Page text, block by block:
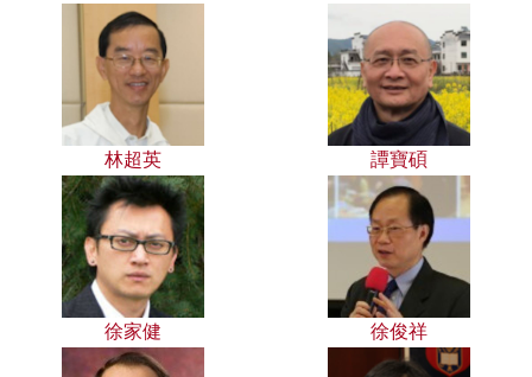
林超英 譚寶碩
徐家健 徐俊祥